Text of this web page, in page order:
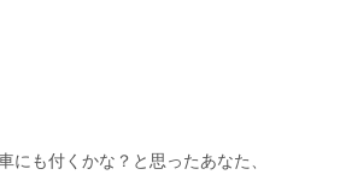
にも付くかな？と思ったあなた、